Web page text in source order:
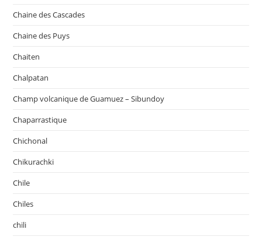
Chaine des Cascades
Chaine des Puys
Chaiten
Chalpatan
Champ volcanique de Guamuez – Sibundoy
Chaparrastique
Chichonal
Chikurachki
Chile
Chiles
chili